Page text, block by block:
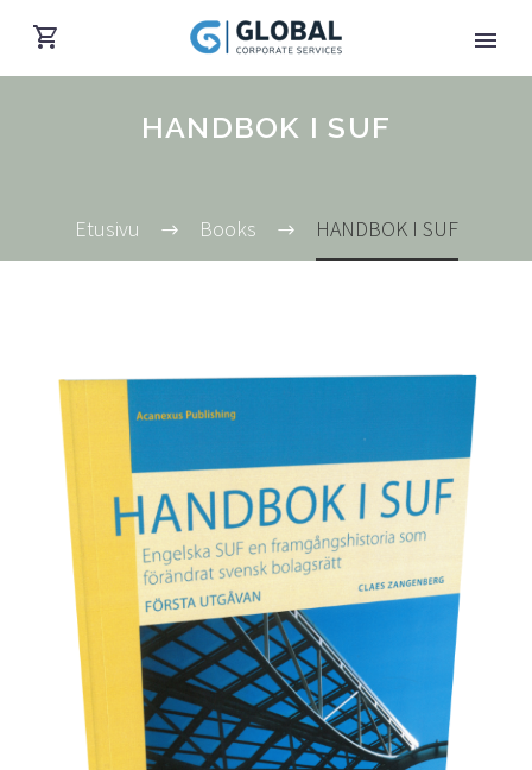
HANDBOK I SUF
Etusivu Books HANDBOK I SUF